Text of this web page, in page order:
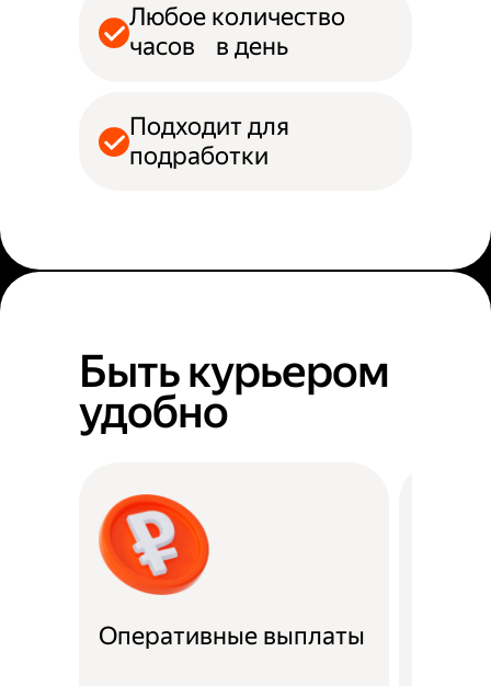
Любое количество
часов в день
Подходит для
подработки
Быть курьером
удобно
Оперативные выплаты